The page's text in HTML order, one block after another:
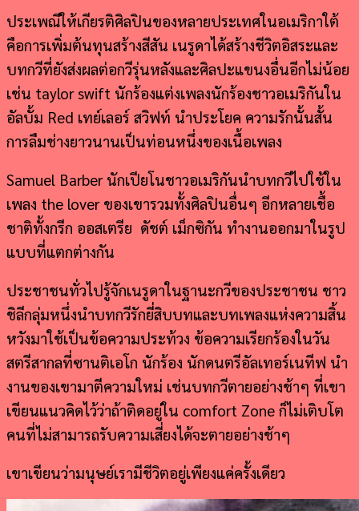
ประเพณีให้เกียรติศิลปินของหลายประเทศในอเมริกาใต้
คือการเพิ่มต้นทุนสร้างสีสัน เนรูดาได้สร้างชีวิตอิสระและ
บทกวีที่ยังส่งผลต่อกวีรุ่นหลังและศิลปะแขนงอื่นอีกไม่น้อย
เช่น taylor swift นักร้องแต่งเพลงนักร้องชาวอเมริกันใน
อัลบั้ม Red เทย์เลอร์ สวิฟท์ นำประโยค ความรักนั้นสั้น
การลืมช่างยาวนานเป็นท่อนหนึ่งของเนื้อเพลง
Samuel Barber นักเปียโนชาวอเมริกันนำบทกวีไปใช้ใน
เพลง the lover ของเขารวมทั้งศิลปินอื่นๆ อีกหลายเชื้อ
ชาติทั้งกรีก ออสเตรีย ดัชต์ เม็กซิกัน ทำงานออกมาในรูป
แบบที่แตกต่างกัน
ประชาชนทั่วไปรู้จักเนรูดาในฐานะกวีของประชาชน ชาว
ชิลีกลุ่มหนึ่งนำบทกวีรักยี่สิบบทและบทเพลงแห่งความสิ้น
หวังมาใช้เป็นข้อความประท้วง ข้อความเรียกร้องในวัน
สตรีสากลที่ซานติเอโก นักร้อง นักดนตรีอัลเทอร์เนทีฟ นำ
งานของเขามาตีความใหม่ เช่นบทกวีตายอย่างช้าๆ ที่เขา
เขียนแนวคิดไว้ว่าถ้าติดอยู่ใน comfort Zone ก็ไม่เติบโต
คนที่ไม่สามารถรับความเสี่ยงได้จะตายอย่างช้าๆ
เขาเขียนว่ามนุษย์เรามีชีวิตอยู่เพียงแค่ครั้งเดียว